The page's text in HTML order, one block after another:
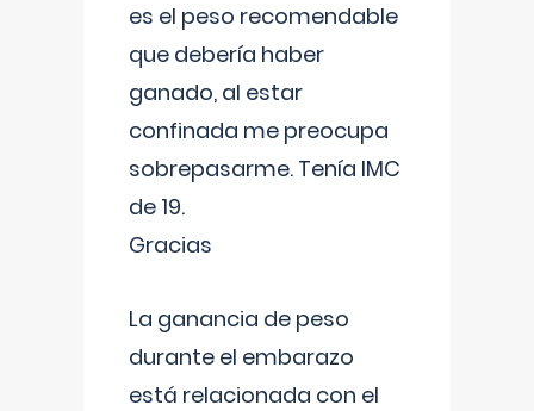
es el peso recomendable
que debería haber
ganado, al estar
confinada me preocupa
sobrepasarme. Tenía IMC
de 19.
Gracias
La ganancia de peso
durante el embarazo
está relacionada con el